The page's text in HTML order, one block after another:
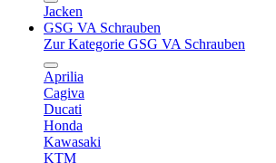
Jacken
GSG VA Schrauben
Zur Kategorie GSG VA Schrauben
Aprilia
Cagiva
Ducati
Honda
Kawasaki
KTM